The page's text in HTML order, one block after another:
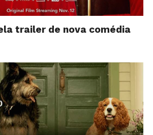
trailer de nova comédia